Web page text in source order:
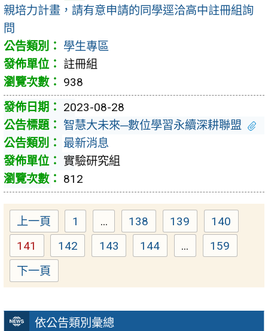
依公告類別彙總
親培力計畫，請有意申請的同學逕洽高中註冊組詢
問
學生專區
註冊組
938
2023-08-28
智慧大未來─數位學習永續深耕聯盟
最新消息
實驗研究組
812
上一頁 Page
1 ... Page
138 Page
139 Page
140
Page
141 Page
142 Page
143 Page
144 ... Page
159
下一頁